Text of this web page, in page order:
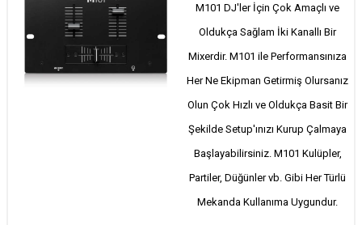
M101 DJ'ler İçin Çok Amaçlı ve
Oldukça Sağlam İki Kanallı Bir
Mixerdir. M101 ile Performansınıza
Her Ne Ekipman Getirmiş Olursanız
Olun Çok Hızlı ve Oldukça Basit Bir
Şekilde Setup'ınızı Kurup Çalmaya
Başlayabilirsiniz. M101 Kulüpler,
Partiler, Düğünler vb. Gibi Her Türlü
Mekanda Kullanıma Uygundur.